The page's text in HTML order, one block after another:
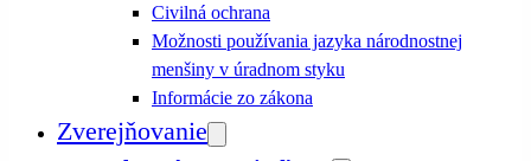
Civilná ochrana
Možnosti používania jazyka národnostnej
menšiny v úradnom styku
Informácie zo zákona
Zverejňovanie